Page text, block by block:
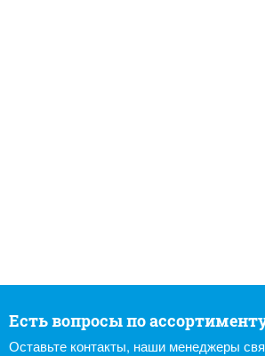
Есть вопросы по
Оставьте контакты, наши менеджеры